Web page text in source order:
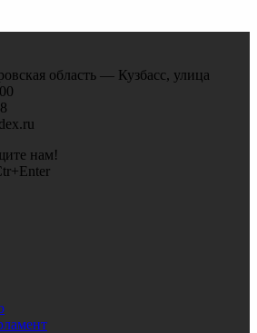
область — Кузбасс, улица
нам!